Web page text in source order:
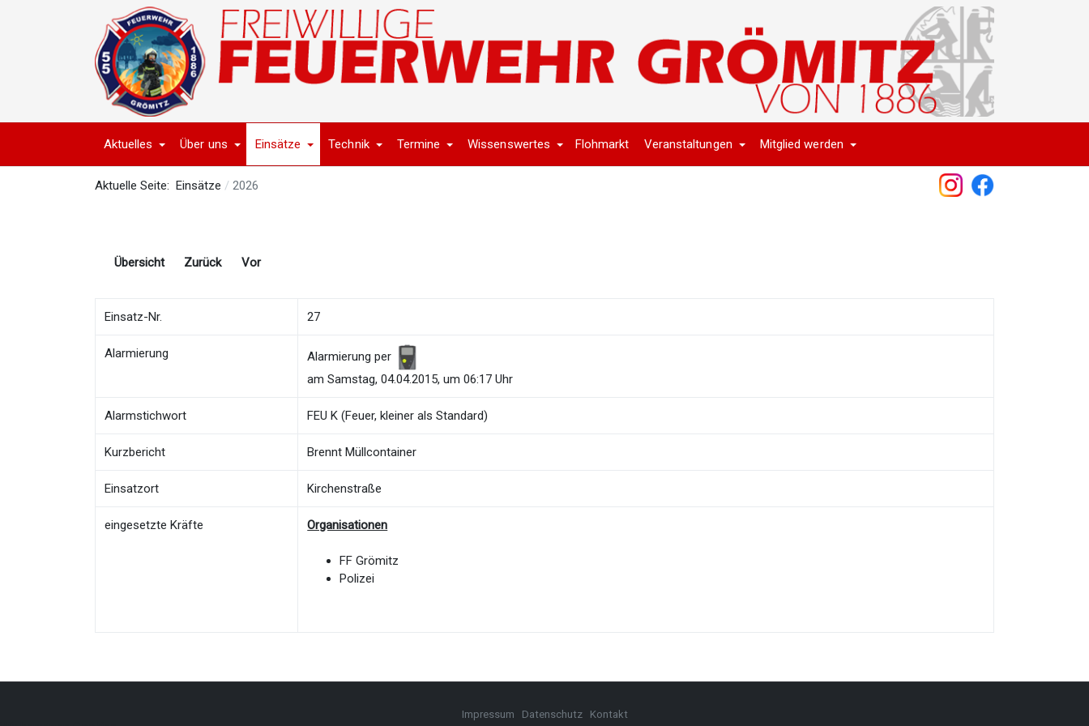
Aktuelles Über uns Einsätze Technik Termine Wissenswertes Flohmarkt Veranstaltungen Mitglied werden
Aktuelle Seite: Einsätze 2026
Übersicht Zurück Vor
Einsatz-Nr. 27
Alarmierung
Alarmierung per
am Samstag, 04.04.2015, um 06:17 Uhr
Alarmstichwort FEU K (Feuer, kleiner als Standard)
Kurzbericht Brennt Müllcontainer
Einsatzort Kirchenstraße
eingesetzte Kräfte Organisationen
FF Grömitz
Polizei
Impressum Datenschutz Kontakt